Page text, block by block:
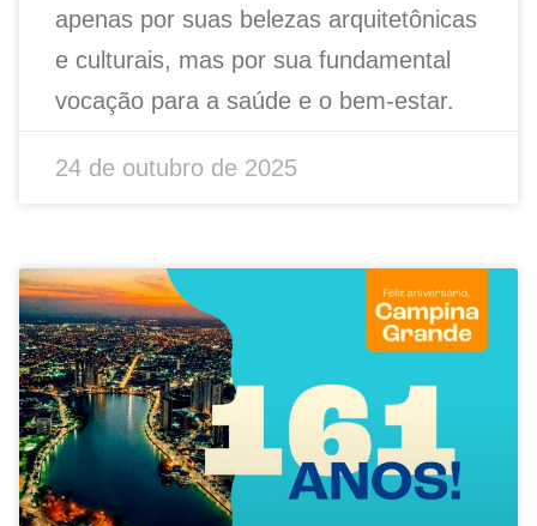
apenas por suas belezas arquitetônicas
e culturais, mas por sua fundamental
vocação para a saúde e o bem-estar.
24 de outubro de 2025